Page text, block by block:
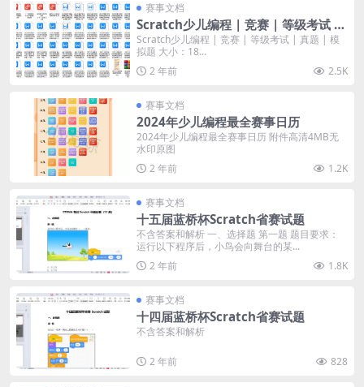
赛事文档
Scratch少儿编程 | 竞赛 | 等级考试 |
真题 | 模拟题
Scratch少儿编程 | 竞赛 | 等级考试 | 真题 | 模
拟题 大小：18...
2 年前
2.5K
赛事文档
2024年少儿编程最全赛事日历
2024年少儿编程最全赛事日历 附件高清4MB无
水印原图
2 年前
1.2K
赛事文档
十五届蓝桥杯Scratch省赛试题
不含答案和解析 一、选择题 第一题 题目要求：
运行以下程序后，小鸟会向舞台的某...
2 年前
1.8K
赛事文档
十四届蓝桥杯Scratch省赛试题
不含答案和解析
2 年前 828